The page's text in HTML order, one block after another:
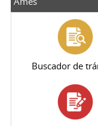
Buscador de